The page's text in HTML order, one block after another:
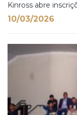
Kinross abre
10/03/2026